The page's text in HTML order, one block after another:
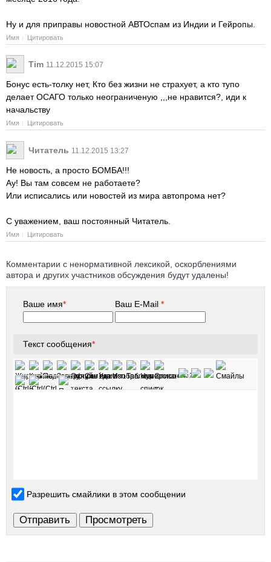
Ну и для приправы новостной АВТОспам из Индии и Гейропы.
Имя Цитировать
Tim 11.12.2015 15:07
Бонус есть-толку нет, Кто без жизни не страхует, а кто тупо
делает ОСАГО только неограниченую ,,,не нравится?, иди к
начальству
Имя Цитировать
Читатель 11.12.2015 13:27
Не новость, а просто БОМБА!!!
Ау! Вы там совсем не работаете?
Или исписались или новостей из мира автопрома нет?
С уважением, ваш постоянный Читатель.
Имя Цитировать
Комментарии с ненормативной лексикой, оскорблениями
автора и других участников обсуждения будут удалены!
Ваше имя* Ваш E-Mail*
Текст сообщения*
Разрешить смайлики в этом сообщении